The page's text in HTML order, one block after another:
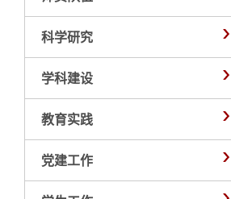
科学研究
学科建设
教育实践
党建工作